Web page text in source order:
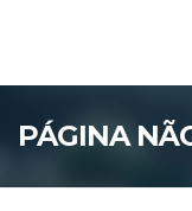
PÁGINA